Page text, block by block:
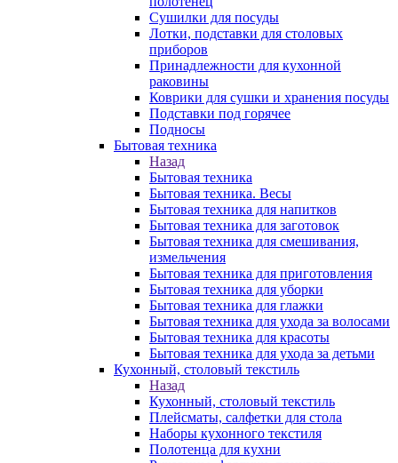
Сушилки для посуды
Лотки, подставки для столовых
приборов
Принадлежности для кухонной
раковины
Коврики для сушки и хранения посуды
Подставки под горячее
Подносы
Бытовая техника
Назад
Бытовая техника
Бытовая техника. Весы
Бытовая техника для напитков
Бытовая техника для заготовок
Бытовая техника для смешивания,
измельчения
Бытовая техника для приготовления
Бытовая техника для уборки
Бытовая техника для глажки
Бытовая техника для ухода за волосами
Бытовая техника для красоты
Бытовая техника для ухода за детьми
Кухонный, столовый текстиль
Назад
Кухонный, столовый текстиль
Плейсматы, салфетки для стола
Наборы кухонного текстиля
Полотенца для кухни